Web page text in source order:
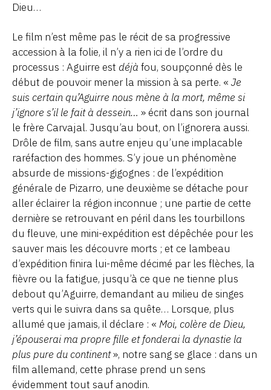
Dieu…
Le film n’est même pas le récit de sa progressive
accession à la folie, il n’y a rien ici de l’ordre du
processus : Aguirre est déjà fou, soupçonné dès le
début de pouvoir mener la mission à sa perte. « Je
suis certain qu’Aguirre nous mène à la mort, même si
j’ignore s’il le fait à dessein… » écrit dans son journal
le frère Carvajal. Jusqu’au bout, on l’ignorera aussi.
Drôle de film, sans autre enjeu qu’une implacable
raréfaction des hommes. S’y joue un phénomène
absurde de missions-gigognes : de l’expédition
générale de Pizarro, une deuxième se détache pour
aller éclairer la région inconnue ; une partie de cette
dernière se retrouvant en péril dans les tourbillons
du fleuve, une mini-expédition est dépêchée pour les
sauver mais les découvre morts ; et ce lambeau
d’expédition finira lui-même décimé par les flèches, la
fièvre ou la fatigue, jusqu’à ce que ne tienne plus
debout qu’Aguirre, demandant au milieu de singes
verts qui le suivra dans sa quête… Lorsque, plus
allumé que jamais, il déclare : « Moi, colère de Dieu,
j’épouserai ma propre fille et fonderai la dynastie la
plus pure du continent», notre sang se glace : dans un
film allemand, cette phrase prend un sens
évidemment tout sauf anodin.